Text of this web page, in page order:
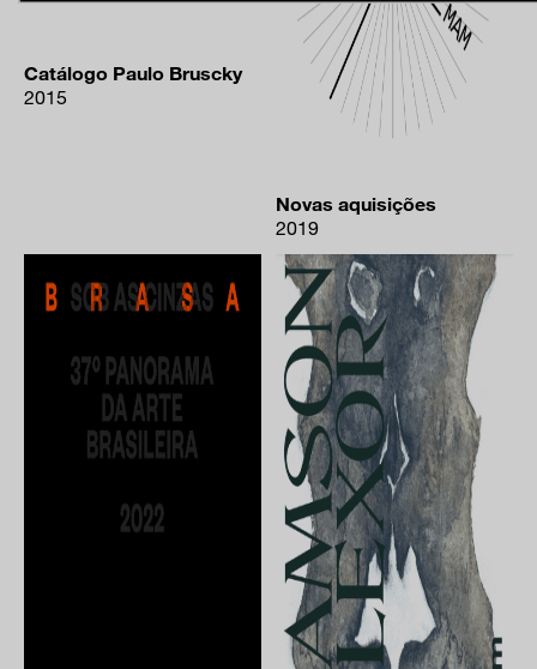
Catálogo Paulo Bruscky
2015
Novas aquisições
2019